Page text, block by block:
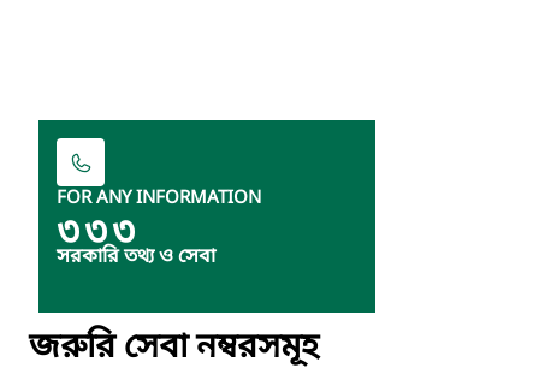
FOR ANY INFORMATION
৩৩৩
সরকারি তথ্য ও সেবা
জরুরি সেবা নম্বরসমূহ